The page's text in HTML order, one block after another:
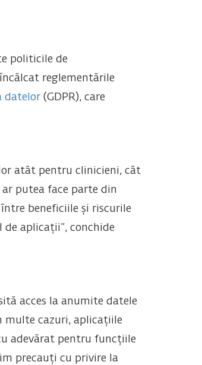
politicile de
reglementările
datelor(GDPR), care
atât pentru clinicieni, cât
putea face parte din
beneficiile și riscurile
aplicații”, conchide
acces la anumite datele
multe cazuri, aplicațiile
adevărat pentru funcțiile
precauți cu privire la